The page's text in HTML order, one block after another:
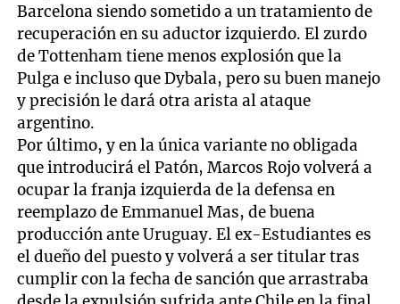
Barcelona siendo sometido a un tratamiento de
recuperación en su aductor izquierdo. El zurdo
de Tottenham tiene menos explosión que la
Pulga e incluso que Dybala, pero su buen manejo
y precisión le dará otra arista al ataque
argentino.
Por último, y en la única variante no obligada
que introducirá el Patón, Marcos Rojo volverá a
ocupar la franja izquierda de la defensa en
reemplazo de Emmanuel Mas, de buena
producción ante Uruguay. El ex-Estudiantes es
el dueño del puesto y volverá a ser titular tras
cumplir con la fecha de sanción que arrastraba